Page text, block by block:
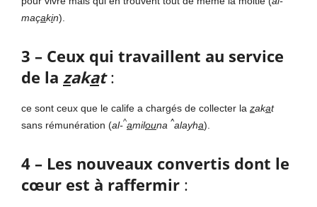
maçakin).
3 – Ceux qui travaillent au service
de la zakat:
ce sont ceux que le calife a chargés de collecter la zakat
sans rémunération (al-^amilouna ^alayha).
4 – Les nouveaux convertis dont le
cœur est à raffermir :